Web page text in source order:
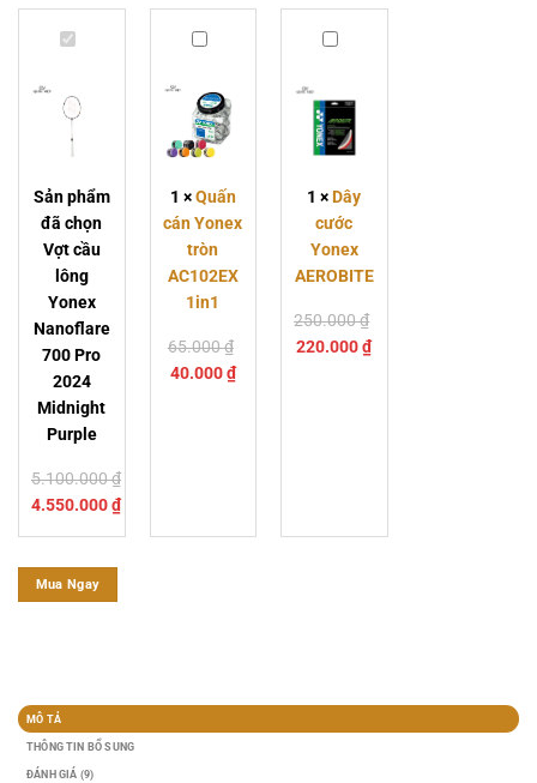
lông
Yonex
Nanoflare
2024
Midnight
Purple
Sản phẩm
đã chọn
Vợt cầu
lông
Yonex
Nanoflare
700 Pro
2024
Midnight
Purple
5.100.000₫
4.550.000₫
Quấn
Yonex
AC102EX
1in1
1 ×Quấn
cán Yonex
tròn
AC102EX
1in1
65.000₫
gốc
40.000₫Giá
Yonex
AEROBITE
1 ×Dây
cước
Yonex
AEROBITE
250.000₫
Giá
220.000₫Giá
Mua Ngay
MÔ TẢ
THÔNG TIN BỔ SUNG
ĐÁNH GIÁ (9)